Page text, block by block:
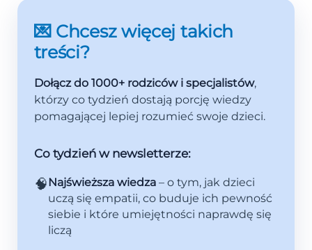
💌 Chcesz więcej takich
treści?
Dołącz do 1000+ rodziców i specjalistów,
którzy co tydzień dostają porcję wiedzy
pomagającej lepiej rozumieć swoje dzieci.
Co tydzień w newsletterze:
🧠Najświeższa wiedza– o tym, jak dzieci
uczą się empatii, co buduje ich pewność
siebie i które umiejętności naprawdę się
liczą